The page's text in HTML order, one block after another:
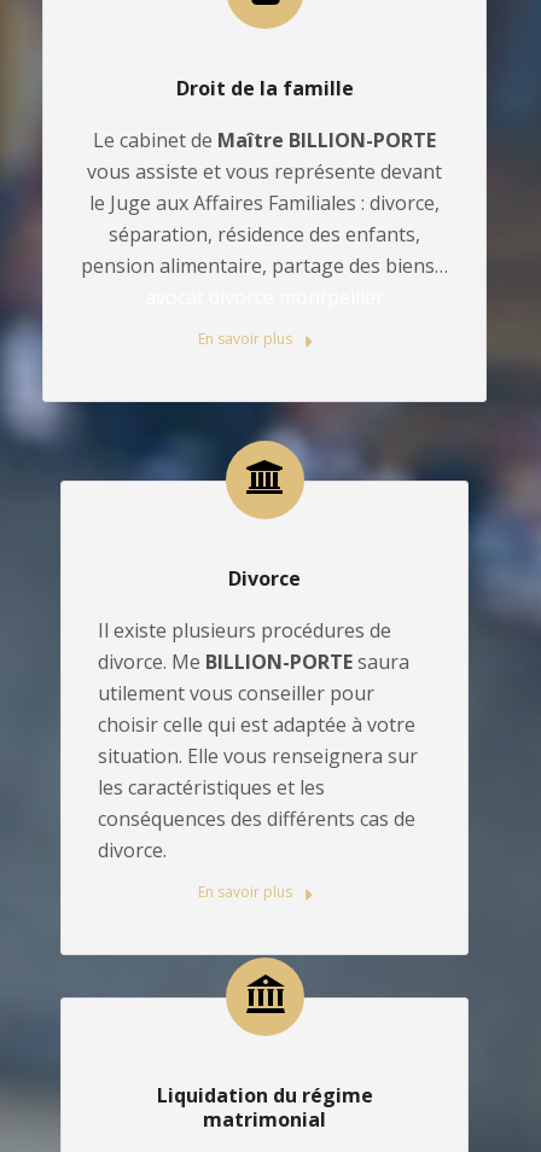
Droit de la famille
Le cabinet de Maître BILLION-PORTE
vous assiste et vous représente devant
le Juge aux Affaires Familiales : divorce,
séparation, résidence des enfants,
pension alimentaire, partage des biens…
En savoir plus
Divorce
Il existe plusieurs procédures de
divorce. Me BILLION-PORTEsaura
utilement vous conseiller pour
choisir celle qui est adaptée à votre
situation. Elle vous renseignera sur
les caractéristiques et les
conséquences des différents cas de
divorce.
En savoir plus
Liquidation du régime
matrimonial